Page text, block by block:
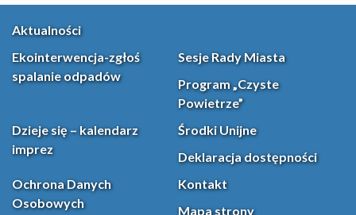
Aktualności
Ekointerwencja-zgłoś
spalanie odpadów
Sesje Rady Miasta
Program „Czyste
Powietrze”
Dzieje się – kalendarz
imprez
Środki Unijne
Deklaracja dostępności
Ochrona Danych
Osobowych
Kontakt
Mapa strony